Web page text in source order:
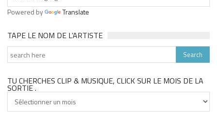
Powered by Translate
TAPE LE NOM DE L’ARTISTE
TU CHERCHES CLIP & MUSIQUE, CLICK SUR LE MOIS DE LA
SORTIE .
cherches